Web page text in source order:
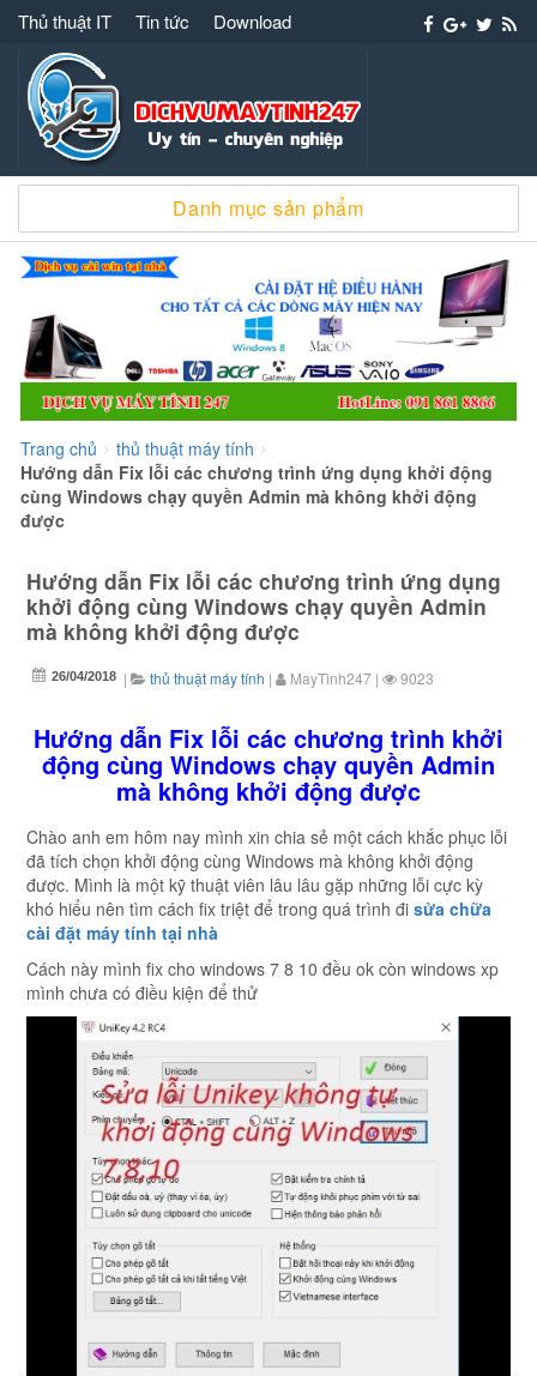
Thủ thuật IT Tin tức Download
Dịch vụ máy tính 247 – 091 861 8866 cài win
Danh mục sản phẩm
Trang chủ > thủ thuật máy tính >
Hướng dẫn Fix lỗi các chương trình ứng dụng khởi động
cùng Windows chạy quyền Admin mà không khởi động
được
Hướng dẫn Fix lỗi các chương trình ứng dụng
khởi động cùng Windows chạy quyền Admin
mà không khởi động được
26/04/2018 | thủ thuật máy tính | MayTinh247 | 9023
Hướng dẫn Fix lỗi các chương trình khởi
động cùng Windows chạy quyền Admin
mà không khởi động được
Chào anh em hôm nay mình xin chia sẻ một cách khắc phục lỗi
đã tích chọn khởi động cùng Windows mà không khởi động
được. Mình là một kỹ thuật viên lâu lâu gặp những lỗi cực kỳ
khó hiểu nên tìm cách fix triệt để trong quá trình đi sửa chữa
cài đặt máy tính tại nhà
Cách này mình fix cho windows 7 8 10 đều ok còn windows xp
mình chưa có điều kiện để thử